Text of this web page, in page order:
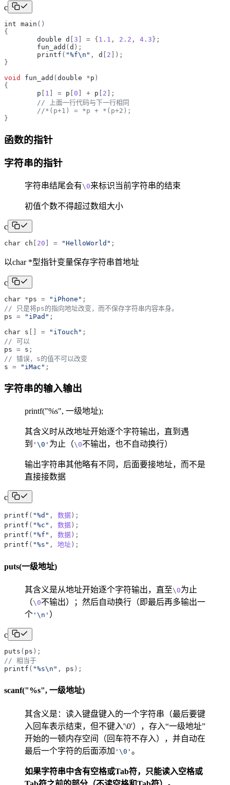
c
int main ( )
{
double d 3 = { 1 . 1 , 2 . 2 , 4 . 3 } ;
fun_add ( d ) ;
printf ( "%f\n " , d 2 ) ;
}
void
fun_add ( double *p )
{
p
1 = p 0 + p 2
;
// 上面一行代码与下一行相同
//*(p+1) = *p + *(p+2);
}
函数的指针
字符串的指针
字符串结尾会有\0来标识当前字符串的结束
初值个数不得超过数组大小
c
char ch 20 = "HelloWorld " ;
以char *型指针变量保存字符串首地址
c
char *ps = " iPhone " ;
// 只是将ps的指向地址改变，而不保存字符串内容本身。
ps = " iPad " ;
char s = " iTouch " ;
// 可以
ps = s ;
// 错误，s的值不可以改变
s = " iMac " ;
字符串的输入输出
printf("%s", 一级地址);
其含义时从改地址开始逐个字符输出，直到遇
到 ' \0 ' 为止（\0不输出，也不自动换行）
输出字符串其他略有不同，后面要接地址，而不是
直接接数据
c
printf ( "%d " , 数据) ;
printf ( "%c " , 数据) ;
printf ( "%f " , 数据) ;
printf ( "%s " , 地址) ;
puts(一级地址)
其含义是从地址开始逐个字符输出，直至\0为止
（\0不输出）；然后自动换行（即最后再多输出一
个 ' \n ' ）
c
puts ( ps ) ;
// 相当于
printf ( "%s\n " , ps ) ;
scanf("%s", 一级地址)
其含义是：读入键盘键入的一个字符串（最后要键
入回车表示结束，但不键入'\0'），存入“一级地址”
开始的一顿内存空间（回车符不存入），并自动在
最后一个字符的后面添加 ' \0 ' 。
如果字符串中含有空格或Tab符，只能读入空格或